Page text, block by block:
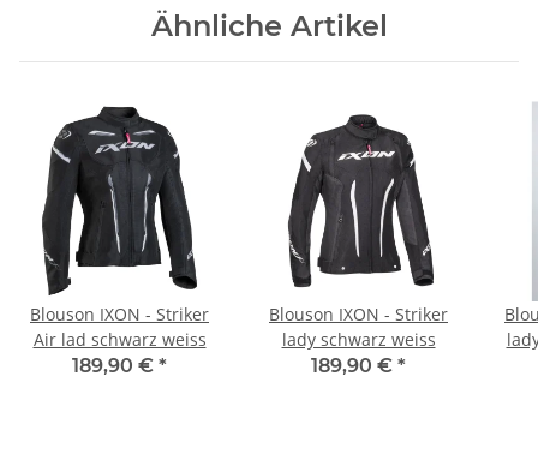
Ähnliche Artikel
Blouson IXON - Striker
Air lad schwarz weiss
189,90 € *
Blouson IXON - Striker
lady schwarz weiss
189,90 € *